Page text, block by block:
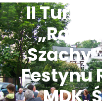
II
Festynu